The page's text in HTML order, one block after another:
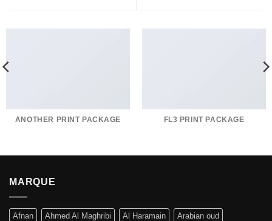
ANOTHER PRINT PACKAGE FL3 PRINT PACKAGE
MARQUE
Afnan Ahmed Al Maghribi Al Haramain Arabian oud